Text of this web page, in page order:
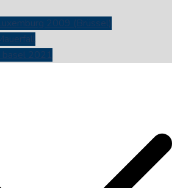
2009 (Brüssel)
basel 2021